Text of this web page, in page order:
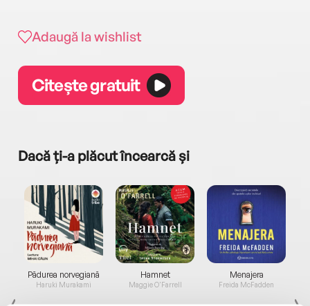
Adaugă la wishlist
Citește gratuit
Dacă ți-a plăcut încearcă și
Pădurea norvegiană
Haruki Murakami
Hamnet
Maggie O'Farrell
Menajera
Freida McFadden